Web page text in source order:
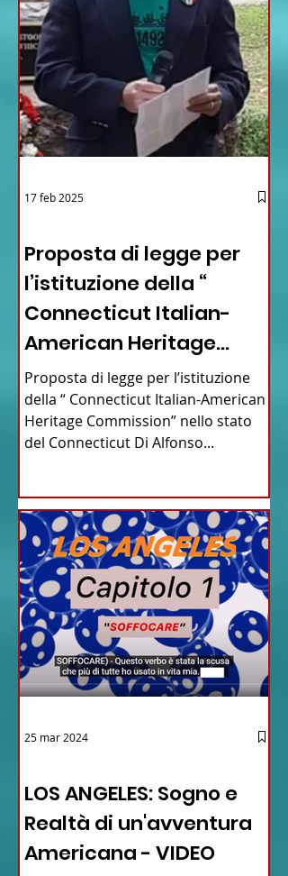
Proposta di legge per
l’istituzione della “
Connecticut Italian-
American Heritage
Commission” nello stato
del Connecticut
Proposta di legge per l’istituzione
della “ Connecticut Italian-American
Heritage Commission” nello stato
del Connecticut Di Alfonso...
17 feb 2025
LOS ANGELES: Sogno e
Realtà di un'avventura
Americana - VIDEO
25 mar 2024